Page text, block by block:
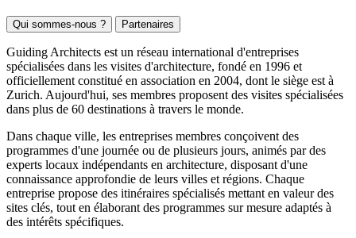
Qui sommes-nous ? Partenaires
Guiding Architects est un réseau international d'entreprises
spécialisées dans les visites d'architecture, fondé en 1996 et
officiellement constitué en association en 2004, dont le siège est à
Zurich. Aujourd'hui, ses membres proposent des visites spécialisées
dans plus de 60 destinations à travers le monde.
Dans chaque ville, les entreprises membres conçoivent des
programmes d'une journée ou de plusieurs jours, animés par des
experts locaux indépendants en architecture, disposant d'une
connaissance approfondie de leurs villes et régions. Chaque
entreprise propose des itinéraires spécialisés mettant en valeur des
sites clés, tout en élaborant des programmes sur mesure adaptés à
des intérêts spécifiques.